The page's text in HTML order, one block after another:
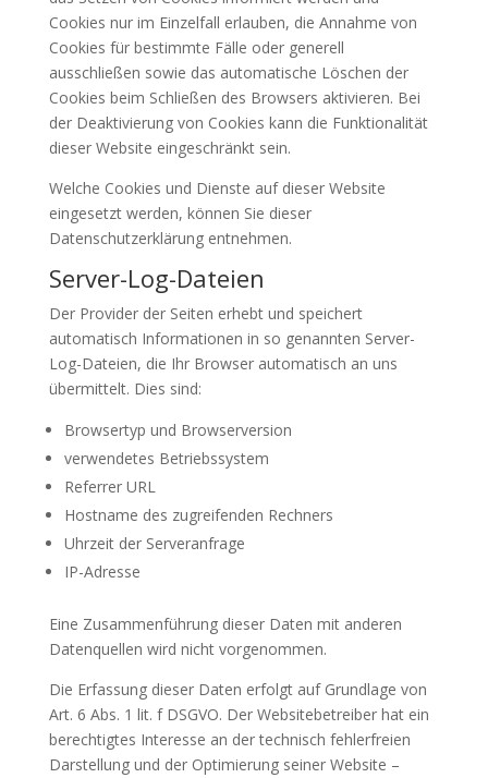
Cookies nur im Einzelfall erlauben, die Annahme von
Cookies für bestimmte Fälle oder generell
ausschließen sowie das automatische Löschen der
Cookies beim Schließen des Browsers aktivieren. Bei
der Deaktivierung von Cookies kann die Funktionalität
dieser Website eingeschränkt sein.
Welche Cookies und Dienste auf dieser Website
eingesetzt werden, können Sie dieser
Datenschutzerklärung entnehmen.
Server-Log-Dateien
Der Provider der Seiten erhebt und speichert
automatisch Informationen in so genannten Server-
Log-Dateien, die Ihr Browser automatisch an uns
übermittelt. Dies sind:
Browsertyp und Browserversion
verwendetes Betriebssystem
Referrer URL
Hostname des zugreifenden Rechners
Uhrzeit der Serveranfrage
IP-Adresse
Eine Zusammenführung dieser Daten mit anderen
Datenquellen wird nicht vorgenommen.
Die Erfassung dieser Daten erfolgt auf Grundlage von
Art. 6 Abs. 1 lit. f DSGVO. Der Websitebetreiber hat ein
berechtigtes Interesse an der technisch fehlerfreien
Darstellung und der Optimierung seiner Website –